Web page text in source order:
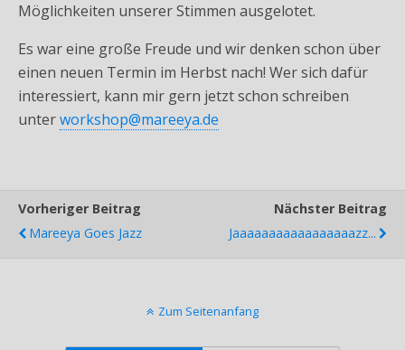
Möglichkeiten unserer Stimmen ausgelotet.
Es war eine große Freude und wir denken schon über
einen neuen Termin im Herbst nach! Wer sich dafür
interessiert, kann mir gern jetzt schon schreiben
unterworkshop@mareeya.de
Vorheriger Beitrag
Mareeya Goes Jazz
Nächster Beitrag
Jaaaaaaaaaaaaaaaaazz...
Zum Seitenanfang